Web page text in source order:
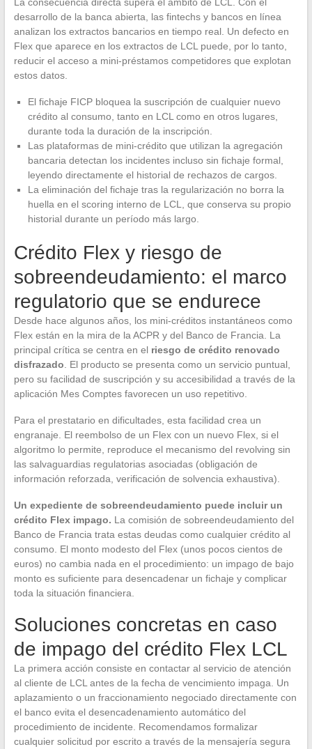
desarrollo de la banca abierta, las fintechs y bancos en línea
analizan los extractos bancarios en tiempo real. Un defecto en
Flex que aparece en los extractos de LCL puede, por lo tanto,
reducir el acceso a mini-préstamos competidores que explotan
estos datos.
El fichaje FICP bloquea la suscripción de cualquier nuevo
crédito al consumo, tanto en LCL como en otros lugares,
durante toda la duración de la inscripción.
Las plataformas de mini-crédito que utilizan la agregación
bancaria detectan los incidentes incluso sin fichaje formal,
leyendo directamente el historial de rechazos de cargos.
La eliminación del fichaje tras la regularización no borra la
huella en el scoring interno de LCL, que conserva su propio
historial durante un período más largo.
Crédito Flex y riesgo de
sobreendeudamiento: el marco
regulatorio que se endurece
Desde hace algunos años, los mini-créditos instantáneos como
Flex están en la mira de la ACPR y del Banco de Francia. La
principal crítica se centra en el riesgo de crédito renovado
disfrazado . El producto se presenta como un servicio puntual,
pero su facilidad de suscripción y su accesibilidad a través de la
aplicación Mes Comptes favorecen un uso repetitivo.
Para el prestatario en dificultades, esta facilidad crea un
engranaje. El reembolso de un Flex con un nuevo Flex, si el
algoritmo lo permite, reproduce el mecanismo del revolving sin
las salvaguardias regulatorias asociadas (obligación de
información reforzada, verificación de solvencia exhaustiva).
Un expediente de sobreendeudamiento puede incluir un
crédito Flex impago. La comisión de sobreendeudamiento del
Banco de Francia trata estas deudas como cualquier crédito al
consumo. El monto modesto del Flex (unos pocos cientos de
euros) no cambia nada en el procedimiento: un impago de bajo
monto es suficiente para desencadenar un fichaje y complicar
toda la situación financiera.
Soluciones concretas en caso
de impago del crédito Flex LCL
La primera acción consiste en contactar al servicio de atención
al cliente de LCL antes de la fecha de vencimiento impaga. Un
aplazamiento o un fraccionamiento negociado directamente con
el banco evita el desencadenamiento automático del
procedimiento de incidente. Recomendamos formalizar
cualquier solicitud por escrito a través de la mensajería segura